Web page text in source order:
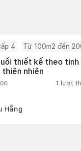
4 Từ 100m2 đến
thiết kế theo tinh
thiên nhiên
1 lượt
Hằng